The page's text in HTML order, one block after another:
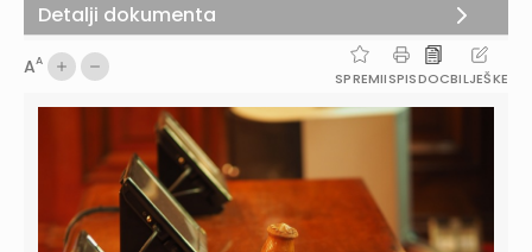
AA
SPREMIISPISDOCBILJEŠKE
Detalji dokumenta